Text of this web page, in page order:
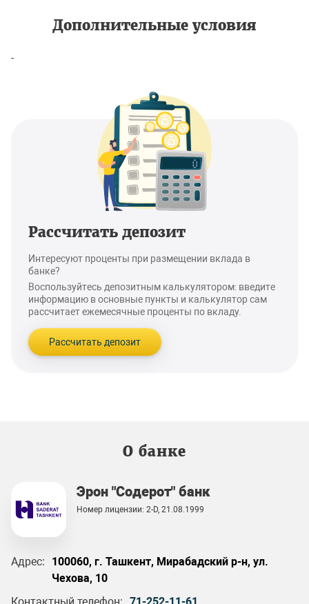
Дополнительные условия
-
Рассчитать депозит
Интересуют проценты при размещении вклада в
банке?
Воспользуйтесь депозитным калькулятором: введите
информацию в основные пункты и калькулятор сам
рассчитает ежемесячные проценты по вкладу.
Рассчитать депозит
О банке
Эрон "Содерот" банк
Номер лицензии: 2-D, 21.08.1999
Адрес:
100060, г. Ташкент, Мирабадский р-н, ул.
Чехова, 10